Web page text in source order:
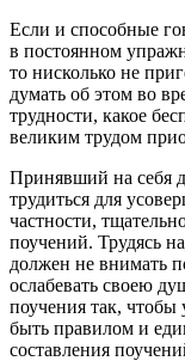
Если и способные
в постоянном
то нисколько не
думать об этом во
трудности, какое
великим трудом
Принявший на себя
трудиться для
частности,
поучений. Трудясь
должен не внимать
ослабевать своею
поучения так, чтобы
быть правилом и
составления